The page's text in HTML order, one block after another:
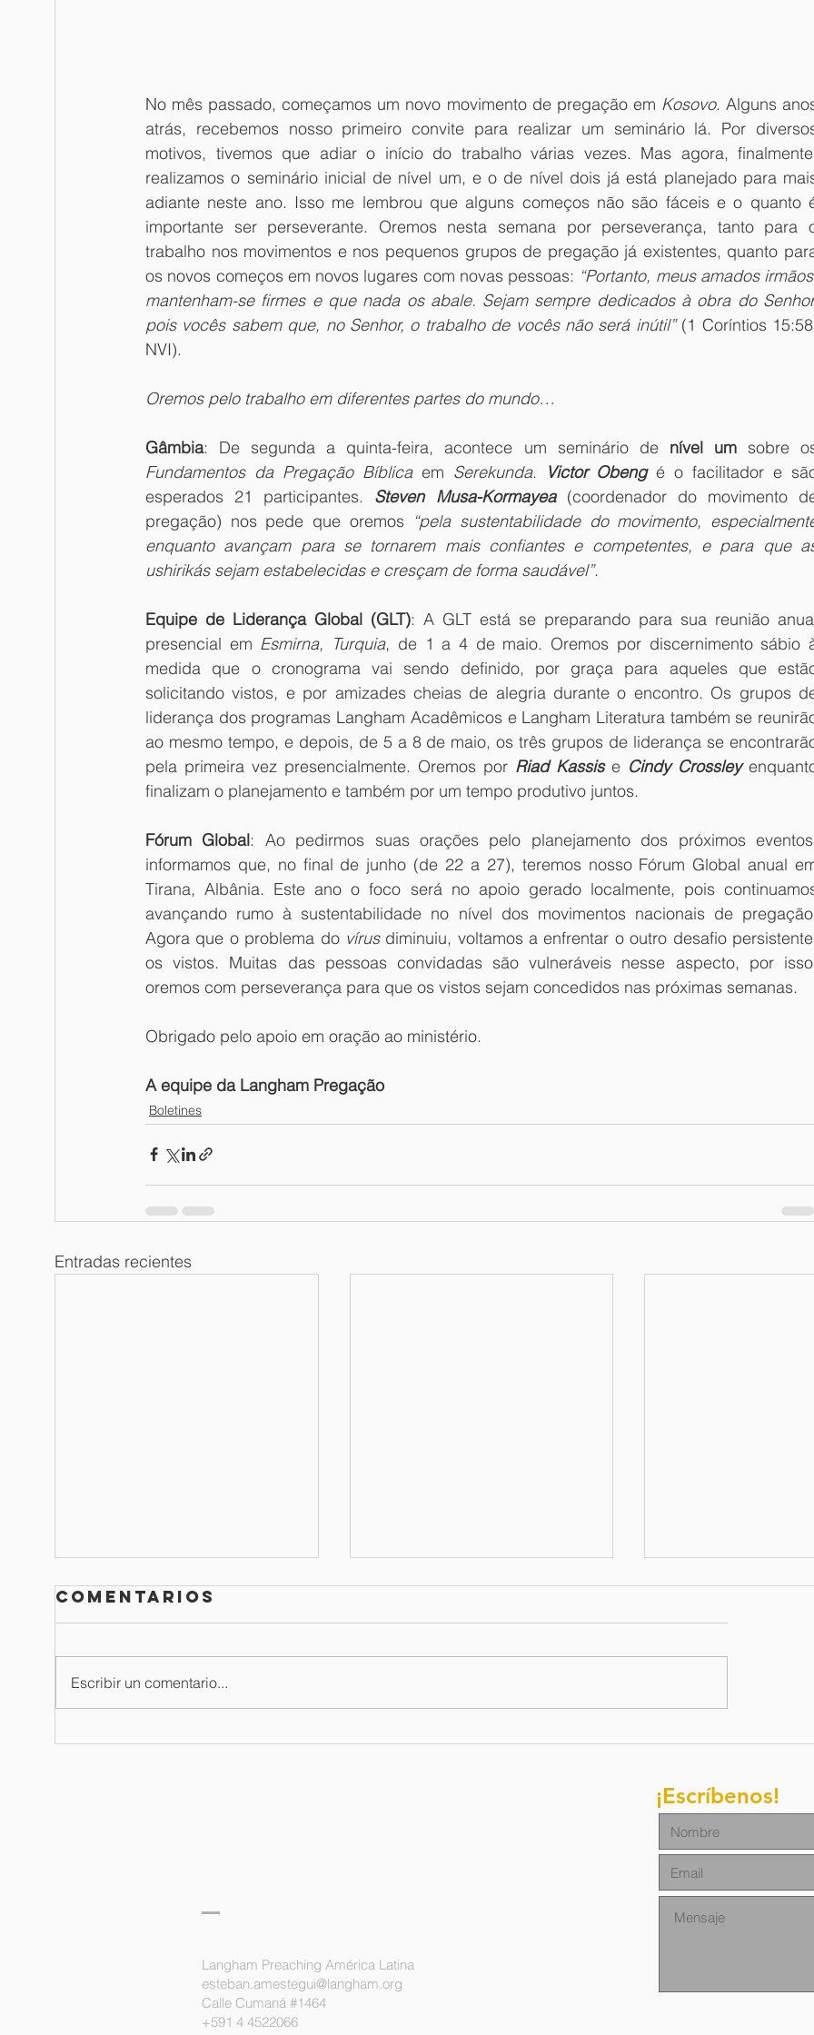
No mês passado, começamos um novo movimento de pregação em Kosovo. Alguns
atrás, recebemos nosso primeiro convite para realizar um seminário lá. Por
motivos, tivemos que adiar o início do trabalho várias vezes. Mas agora,
realizamos o seminário inicial de nível um, e o de nível dois já está planejado para
adiante neste ano. Isso me lembrou que alguns começos não são fáceis e o quanto
importante ser perseverante. Oremos nesta semana por perseverança, tanto para
trabalho nos movimentos e nos pequenos grupos de pregação já existentes, quanto
os novos começos em novos lugares com novas pessoas: “Portanto, meus amados
mantenham-se firmes e que nada os abale. Sejam sempre dedicados à obra do
pois vocês sabem que, no Senhor, o trabalho de vocês não será inútil” (1 Coríntios
NVI).
Oremos pelo trabalho em diferentes partes do mundo…
Gâmbia: De segunda a quinta-feira, acontece um seminário de nível um
Fundamentos da Pregação Bíblica em Serekunda. Victor Obeng é o facilitador e
esperados 21 participantes. Steven Musa-Kormayea (coordenador do movimento
pregação) nos pede que oremos “pela sustentabilidade do movimento,
enquanto avançam para se tornarem mais confiantes e competentes, e para que
ushirikás sejam estabelecidas e cresçam de forma saudável”.
Equipe de Liderança Global (GLT): A GLT está se preparando para sua reunião
presencial em Esmirna, Turquia, de 1 a 4 de maio. Oremos por discernimento sábio
medida que o cronograma vai sendo definido, por graça para aqueles que
solicitando vistos, e por amizades cheias de alegria durante o encontro. Os grupos
liderança dos programas Langham Acadêmicos e Langham Literatura também se
ao mesmo tempo, e depois, de 5 a 8 de maio, os três grupos de liderança se
pela primeira vez presencialmente. Oremos por Riad Kassis e Cindy Crossley
finalizam o planejamento e também por um tempo produtivo juntos.
Fórum Global: Ao pedirmos suas orações pelo planejamento dos próximos
informamos que, no final de junho (de 22 a 27), teremos nosso Fórum Global anual
Tirana, Albânia. Este ano o foco será no apoio gerado localmente, pois
avançando rumo à sustentabilidade no nível dos movimentos nacionais de
Agora que o problema do vírus diminuiu, voltamos a enfrentar o outro desafio
os vistos. Muitas das pessoas convidadas são vulneráveis nesse aspecto, por
oremos com perseverança para que os vistos sejam concedidos nas próximas semanas.
Obrigado pelo apoio em oração ao ministério.
A equipe da Langham Pregação
Boletines
Entradas recientes
Boletín de
Boletín de
Boletim
junho de
Comentarios
Escribir un comentario...
Langham Preaching América Latina
esteban.amestegui@langham.org
Calle Cumaná #1464
+591 4 4522066
¡Escríbenos!